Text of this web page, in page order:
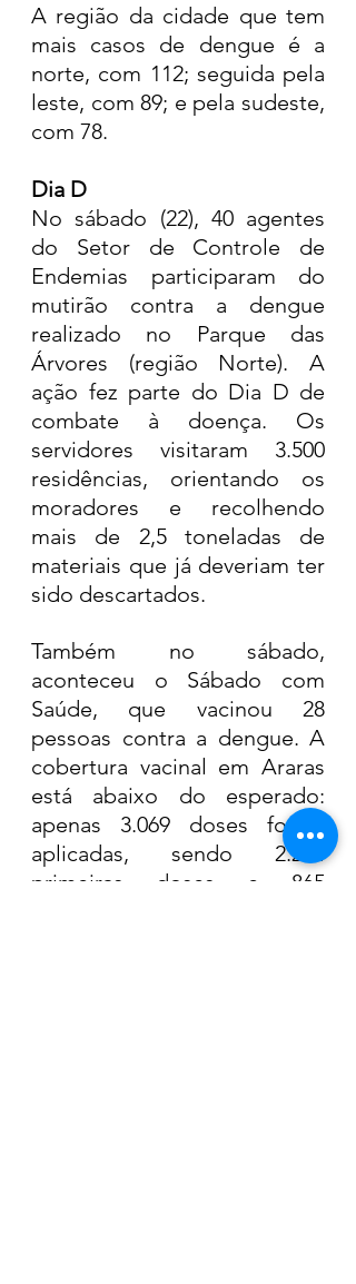
A região da cidade que tem
mais casos de dengue é a
norte, com 112; seguida pela
leste, com 89; e pela sudeste,
com 78.
Dia D
No sábado (22), 40 agentes
do Setor de Controle de
Endemias participaram do
mutirão contra a dengue
realizado no Parque das
Árvores (região Norte). A
ação fez parte do Dia D de
combate à doença. Os
servidores visitaram 3.500
residências, orientando os
moradores e recolhendo
mais de 2,5 toneladas de
materiais que já deveriam ter
sido descartados.
Também no sábado,
aconteceu o Sábado com
Saúde, que vacinou 28
pessoas contra a dengue. A
cobertura vacinal em Araras
está abaixo do esperado:
apenas 3.069 doses foram
aplicadas, sendo 2.204
primeiras doses e 865